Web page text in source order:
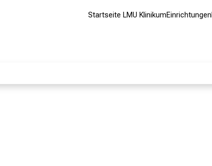
Startseite LMU KlinikumEinrichtungen